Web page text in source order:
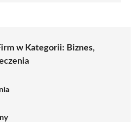
w Kategorii: Biznes,